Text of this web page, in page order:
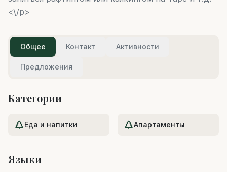
<\/p>
Общее Контакт Активности
Предложения
Категории
Еда и напитки Апартаменты
Языки